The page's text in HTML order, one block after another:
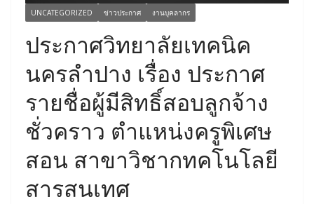
UNCATEGORIZED ข่าวประกาศ งานบุคลากร
ประกาศวิทยาลัยเทคนิค
นครลำปาง เรื่อง ประกาศ
รายชื่อผู้มีสิทธิ์สอบลูกจ้าง
ชั่วคราว ตำแหน่งครูพิเศษ
สอน สาขาวิชากทคโนโลยี
สารสนเทศ